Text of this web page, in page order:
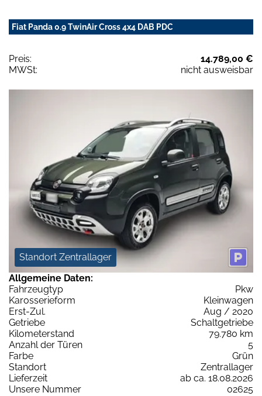
Fiat Panda 0.9 TwinAir Cross 4x4 DAB PDC
Preis:
14.789,00 €
MWSt:
nicht ausweisbar
Standort Zentrallager
Allgemeine Daten:
Fahrzeugtyp
Pkw
Karosserieform
Kleinwagen
Erst-Zul.
Aug / 2020
Getriebe
Schaltgetriebe
Kilometerstand
79.780 km
Anzahl der Türen
5
Farbe
Grün
Standort
Zentrallager
Lieferzeit
ab ca. 18.08.2026
Unsere Nummer
02625